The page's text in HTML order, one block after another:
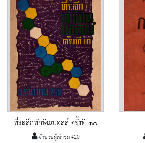
ที่ระลึกทักษิณบอลล์ ครั้งที่ ๑๐
จำนวนผู้เข้าชม 420